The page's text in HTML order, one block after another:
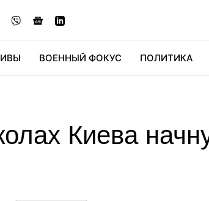
ВОЕННЫЙ ФОКУС ПОЛИТИКА
Киева